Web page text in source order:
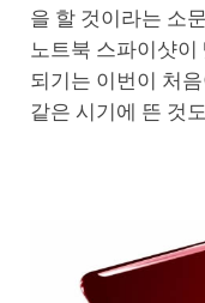
을 할 것이라는 소
노트북 스파이샷이
되기는 이번이 처
같은 시기에 뜬 것